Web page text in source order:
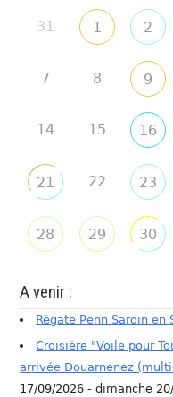
31 1 2
7 8 9
14 15 16
21 22 23
28 29 30
A venir :
Régate Penn Sardin en
Croisière "Voile pour
arrivée Douarnenez
17/09/2026 - dimanche